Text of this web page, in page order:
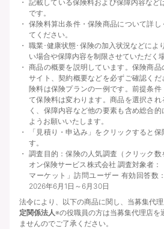
記載している保険料および保障内容など
です。
保険料算出条件・保険商品について詳
てください。
職業･健康状態･保険の加入状況などによ
い場合や保障内容を制限させていただく
商品の概要を説明しています。保険商
サイト、契約概要などを必ずご確認く
険料は保険プランの一例です。前提条
て保険料は変わります。商品を選択さ
く、保障内容など他の要素も含め総合
ようお願いいたします。
「見積り・申込み」をクリックすると
す。
調査目的：保険の人気調査（クリック
オン保険サービス株式会社 調査対象者
マーケット」訪問ユーザー 有効回答数
2026年6月1日～6月30日
法令により、以下の商品に関し、当募集代
定関係法人※の役職員の方は当募集代理店を
ませんのでご了承ください。